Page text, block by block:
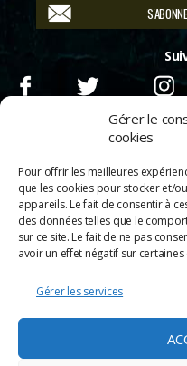
Gérer le
cookies
Pour offrir les meilleures
que les cookies pour stocker et/
appareils. Le fait de consentir à
des données telles que le
sur ce site. Le fait de ne pas
avoir un effet négatif sur
Gérer les services
© 2026